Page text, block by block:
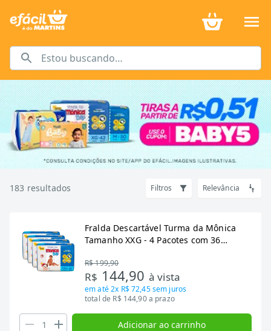
183 resultados Filtros Relevância
Fralda Descartável Turma da Mônica
Tamanho XXG - 4 Pacotes com 36
R$ 199,90
R$ 144,90 à vista
em até2x R$ 72,45sem juros
total de R$ 144,90 a prazo
Adicionar ao carrinho
Kit de fraldas infantis